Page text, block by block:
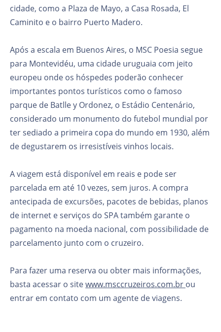
cidade, como a Plaza de Mayo, a Casa Rosada, El
Caminito e o bairro Puerto Madero.
Após a escala em Buenos Aires, o MSC Poesia segue
para Montevidéu, uma cidade uruguaia com jeito
europeu onde os hóspedes poderão conhecer
importantes pontos turísticos como o famoso
parque de Batlle y Ordonez, o Estádio Centenário,
considerado um monumento do futebol mundial por
ter sediado a primeira copa do mundo em 1930, além
de degustarem os irresistíveis vinhos locais.
A viagem está disponível em reais e pode ser
parcelada em até 10 vezes, sem juros. A compra
antecipada de excursões, pacotes de bebidas, planos
de internet e serviços do SPA também garante o
pagamento na moeda nacional, com possibilidade de
parcelamento junto com o cruzeiro.
Para fazer uma reserva ou obter mais informações,
basta acessar o sitewww.msccruzeiros.com.br ou
entrar em contato com um agente de viagens.